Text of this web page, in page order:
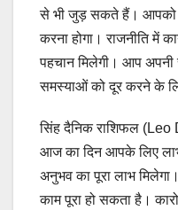
से भी जुड़ सकते हैं। आपको
करना होगा। राजनीति में
पहचान मिलेगी। आप अपनी
समस्याओं को दूर करने के
सिंह दैनिक राशिफल
आज का दिन आपके लिए
अनुभव का पूरा लाभ
काम पूरा हो सकता है।